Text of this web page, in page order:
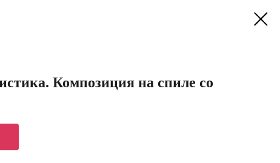
Композиция на спиле со